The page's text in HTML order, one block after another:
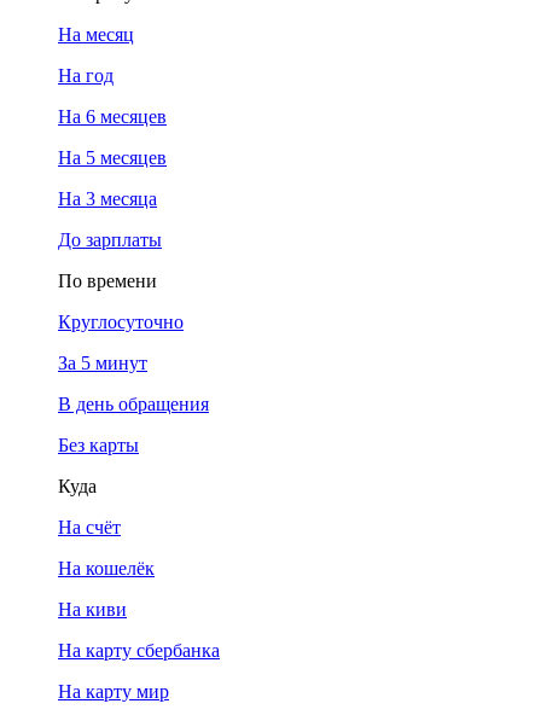
На месяц
На год
На 6 месяцев
На 5 месяцев
На 3 месяца
До зарплаты
По времени
Круглосуточно
За 5 минут
В день обращения
Без карты
Куда
На счёт
На кошелёк
На киви
На карту сбербанка
На карту мир